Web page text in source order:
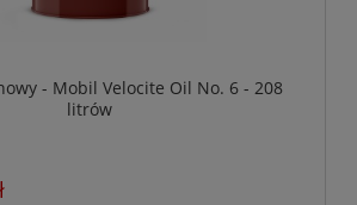
- Mobil Velocite Oil No. 6 - 208
litrów